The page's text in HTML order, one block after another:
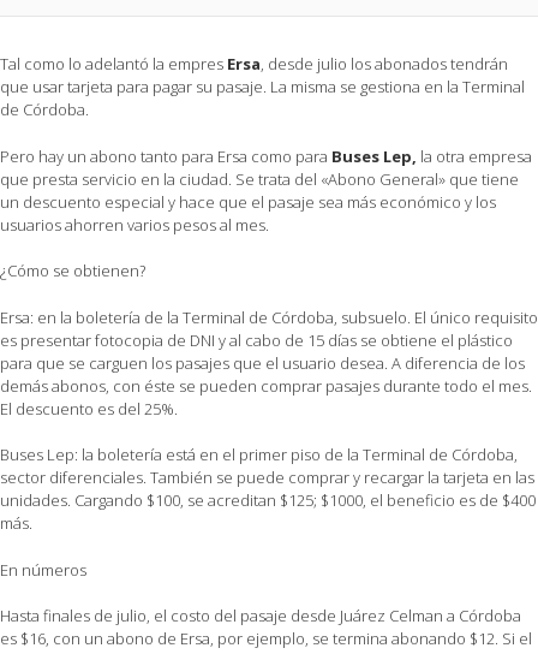
Tal como lo adelantó la empres Ersa, desde julio los abonados tendrán
que usar tarjeta para pagar su pasaje. La misma se gestiona en la Terminal
de Córdoba.
Pero hay un abono tanto para Ersa como para Buses Lep, la otra empresa
que presta servicio en la ciudad. Se trata del «Abono General» que tiene
un descuento especial y hace que el pasaje sea más económico y los
usuarios ahorren varios pesos al mes.
¿Cómo se obtienen?
Ersa: en la boletería de la Terminal de Córdoba, subsuelo. El único requisito
es presentar fotocopia de DNI y al cabo de 15 días se obtiene el plástico
para que se carguen los pasajes que el usuario desea. A diferencia de los
demás abonos, con éste se pueden comprar pasajes durante todo el mes.
El descuento es del 25%.
Buses Lep: la boletería está en el primer piso de la Terminal de Córdoba,
sector diferenciales. También se puede comprar y recargar la tarjeta en las
unidades. Cargando $100, se acreditan $125; $1000, el beneficio es de $400
más.
En números
Hasta finales de julio, el costo del pasaje desde Juárez Celman a Córdoba
es $16, con un abono de Ersa, por ejemplo, se termina abonando $12. Si el